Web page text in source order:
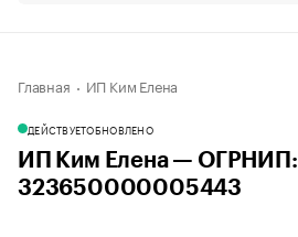
Главная ИП Ким Елена
ДЕЙСТВУЕТОБНОВЛЕНО
ИП Ким Елена — ОГРНИП:
323650000005443